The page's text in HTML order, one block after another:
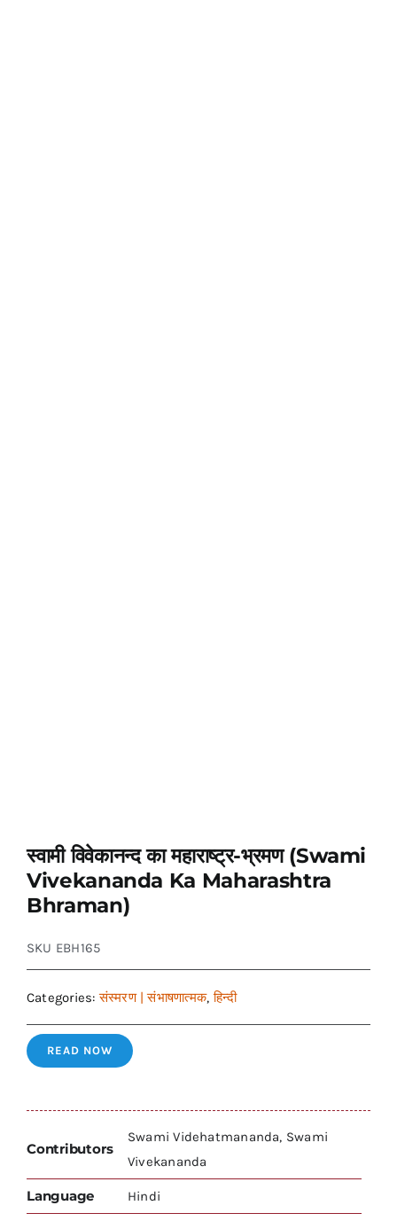
स्वामी विवेकानन्द का महाराष्ट्र-भ्रमण (Swami
Vivekananda Ka Maharashtra
Bhraman)
SKU EBH165
Categories:संस्मरण | संभाषणात्मक,हिन्दी
READ NOW
Contributors
Swami Videhatmananda, Swami
Vivekananda
Language Hindi